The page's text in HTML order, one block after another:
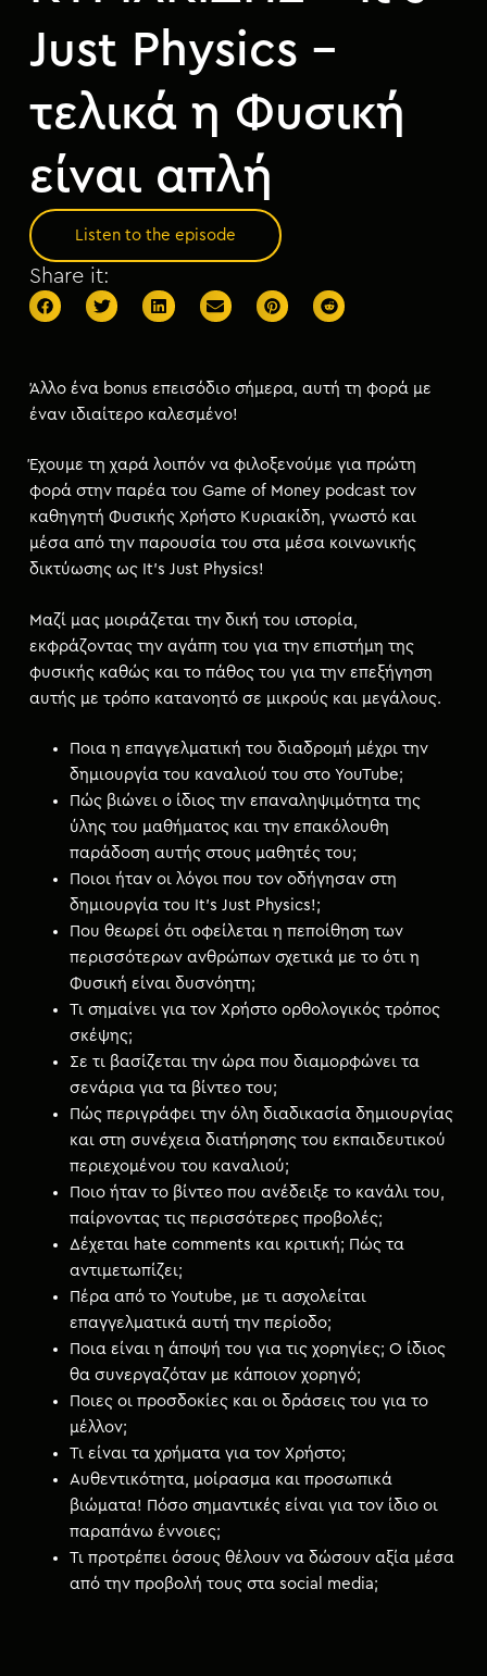
Just Physics –
τελικά η Φυσική
είναι απλή
Listen to the episode
Share it:
Άλλο ένα bonus επεισόδιο σήμερα, αυτή τη φορά με
έναν ιδιαίτερο καλεσμένο!
Έχουμε τη χαρά λοιπόν να φιλοξενούμε για πρώτη
φορά στην παρέα του Game of Money podcast τον
καθηγητή Φυσικής Χρήστο Κυριακίδη, γνωστό και
μέσα από την παρουσία του στα μέσα κοινωνικής
δικτύωσης ως It’s Just Physics!
Μαζί μας μοιράζεται την δική του ιστορία,
εκφράζοντας την αγάπη του για την επιστήμη της
φυσικής καθώς και το πάθος του για την επεξήγηση
αυτής με τρόπο κατανοητό σε μικρούς και μεγάλους.
Ποια η επαγγελματική του διαδρομή μέχρι την
δημιουργία του καναλιού του στο YouTube;
Πώς βιώνει ο ίδιος την επαναληψιμότητα της
ύλης του μαθήματος και την επακόλουθη
παράδοση αυτής στους μαθητές του;
Ποιοι ήταν οι λόγοι που τον οδήγησαν στη
δημιουργία του It’s Just Physics!;
Που θεωρεί ότι οφείλεται η πεποίθηση των
περισσότερων ανθρώπων σχετικά με το ότι η
Φυσική είναι δυσνόητη;
Τι σημαίνει για τον Χρήστο ορθολογικός τρόπος
σκέψης;
Σε τι βασίζεται την ώρα που διαμορφώνει τα
σενάρια για τα βίντεο του;
Πώς περιγράφει την όλη διαδικασία δημιουργίας
και στη συνέχεια διατήρησης του εκπαιδευτικού
περιεχομένου του καναλιού;
Ποιο ήταν το βίντεο που ανέδειξε το κανάλι του,
παίρνοντας τις περισσότερες προβολές;
Δέχεται hate comments και κριτική; Πώς τα
αντιμετωπίζει;
Πέρα από το Youtube, με τι ασχολείται
επαγγελματικά αυτή την περίοδο;
Ποια είναι η άποψή του για τις χορηγίες; Ο ίδιος
θα συνεργαζόταν με κάποιον χορηγό;
Ποιες οι προσδοκίες και οι δράσεις του για το
μέλλον;
Τι είναι τα χρήματα για τον Χρήστο;
Αυθεντικότητα, μοίρασμα και προσωπικά
βιώματα! Πόσο σημαντικές είναι για τον ίδιο οι
παραπάνω έννοιες;
Τι προτρέπει όσους θέλουν να δώσουν αξία μέσα
από την προβολή τους στα social media;